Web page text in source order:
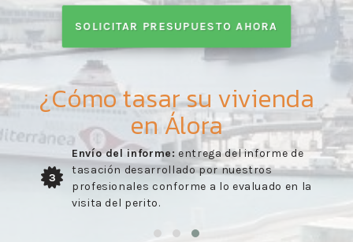
SOLICITAR PRESUPUESTO AHORA
¿Cómo tasar su vivienda
en Álora
3
Envío del informe: entrega del informe de
tasación desarrollado por nuestros
profesionales conforme a lo evaluado en la
visita del perito.